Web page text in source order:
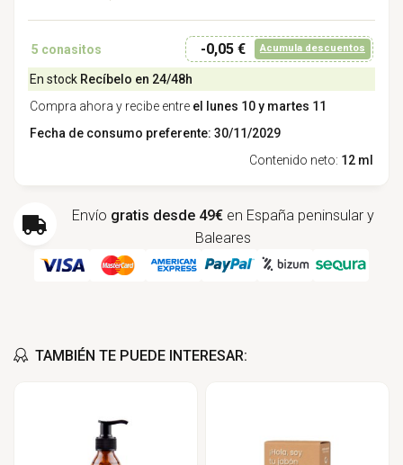
5 conasitos -0,05 € Acumula descuentos
En stock Recíbelo en 24/48h
Compra ahora y recibe entre el lunes 10 y martes 11
Fecha de consumo preferente: 30/11/2029
Contenido neto: 12 ml
Envío gratis desde 49€ en España peninsular y
Baleares
TAMBIÉN TE PUEDE INTERESAR: